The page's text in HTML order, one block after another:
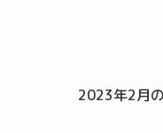
2023年2月